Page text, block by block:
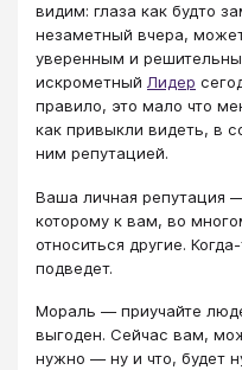
видим: глаза как будто
незаметный вчера,
уверенным и
искрометный Лидер
правило, это мало что
как привыкли видеть, в
ним репутацией.
Ваша личная репутация
которому к вам, во
относиться другие.
подведет.
Мораль — приучайте
выгоден. Сейчас вам,
нужно — ну и что, будет